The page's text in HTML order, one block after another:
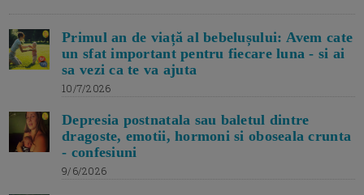
Primul an de viață al bebelușului: Avem cate
un sfat important pentru fiecare luna - si ai
sa vezi ca te va ajuta
10/7/2026
Depresia postnatala sau baletul dintre
dragoste, emotii, hormoni si oboseala crunta
- confesiuni
9/6/2026